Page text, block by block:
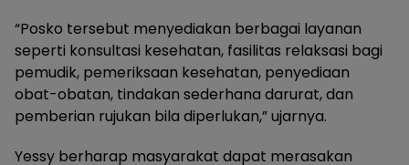
“Posko tersebut menyediakan berbagai layanan
seperti konsultasi kesehatan, fasilitas relaksasi bagi
pemudik, pemeriksaan kesehatan, penyediaan
obat-obatan, tindakan sederhana darurat, dan
pemberian rujukan bila diperlukan,” ujarnya.
Yessy berharap masyarakat dapat merasakan